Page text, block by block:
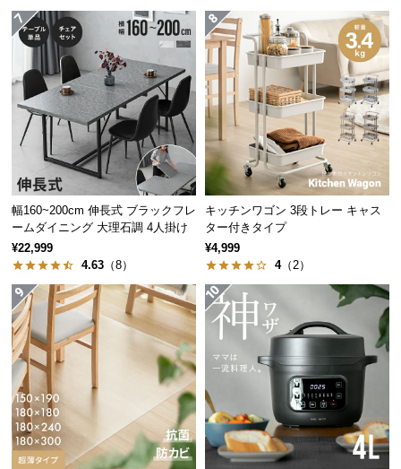
い
て
開
設
置
ー
ビ
ス
に
つ
い
て
搬
入
経
路
に
つ
幅160~200cm 伸長式 ブラックフレ
ームダイニング 大理石調 4人掛け
¥22,999
4.63 （8）
キッチンワゴン 3段トレー キャス
ター付きタイプ
¥4,999
4（2）